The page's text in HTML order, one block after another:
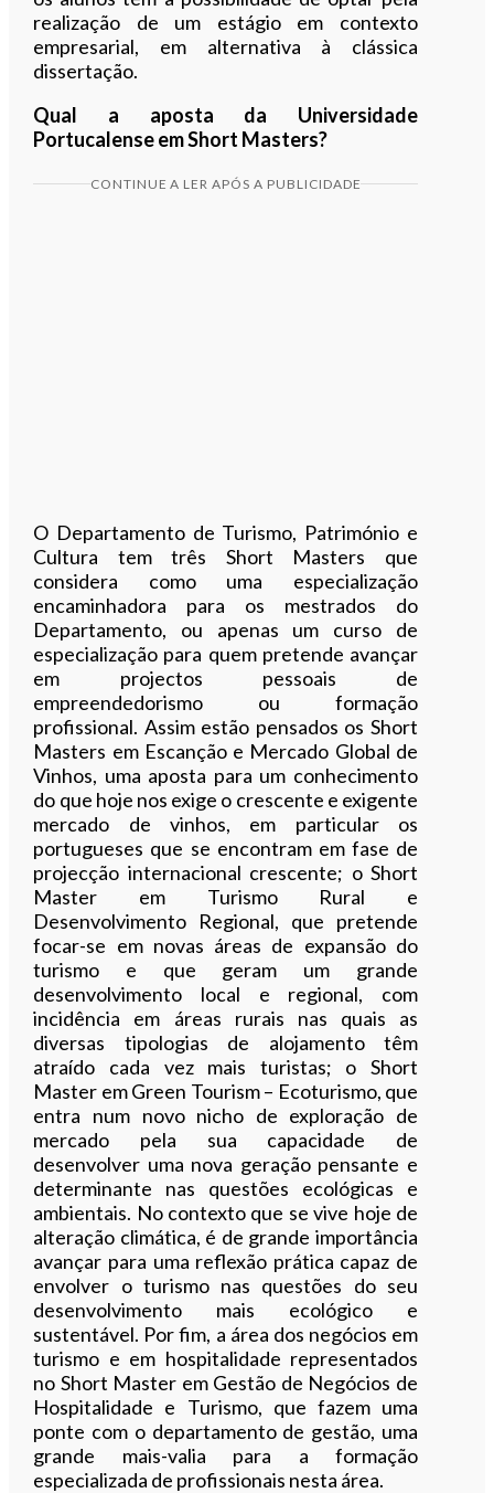
realização de um estágio em contexto
empresarial, em alternativa à clássica
dissertação.
Qual a aposta da Universidade
Portucalense em Short Masters?
CONTINUE A LER APÓS A PUBLICIDADE
O Departamento de Turismo, Património e
Cultura tem três Short Masters que
considera como uma especialização
encaminhadora para os mestrados do
Departamento, ou apenas um curso de
especialização para quem pretende avançar
em projectos pessoais de
empreendedorismo ou formação
profissional. Assim estão pensados os Short
Masters em Escanção e Mercado Global de
Vinhos, uma aposta para um conhecimento
do que hoje nos exige o crescente e exigente
mercado de vinhos, em particular os
portugueses que se encontram em fase de
projecção internacional crescente; o Short
Master em Turismo Rural e
Desenvolvimento Regional, que pretende
focar-se em novas áreas de expansão do
turismo e que geram um grande
desenvolvimento local e regional, com
incidência em áreas rurais nas quais as
diversas tipologias de alojamento têm
atraído cada vez mais turistas; o Short
Master em Green Tourism – Ecoturismo, que
entra num novo nicho de exploração de
mercado pela sua capacidade de
desenvolver uma nova geração pensante e
determinante nas questões ecológicas e
ambientais. No contexto que se vive hoje de
alteração climática, é de grande importância
avançar para uma reflexão prática capaz de
envolver o turismo nas questões do seu
desenvolvimento mais ecológico e
sustentável. Por fim, a área dos negócios em
turismo e em hospitalidade representados
no Short Master em Gestão de Negócios de
Hospitalidade e Turismo, que fazem uma
ponte com o departamento de gestão, uma
grande mais-valia para a formação
especializada de profissionais nesta área.